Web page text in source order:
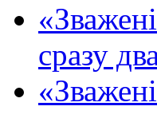
сразу